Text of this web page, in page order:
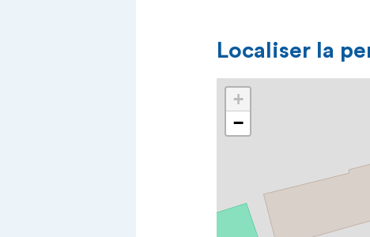
Localiser la
+
−